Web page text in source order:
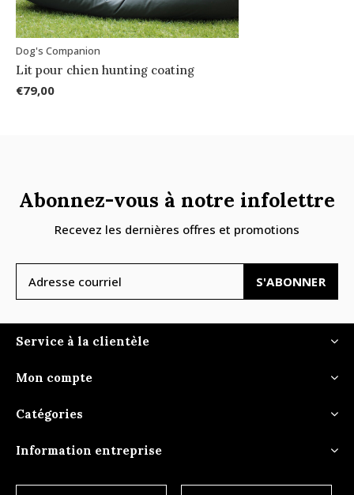
Dog's Companion
Lit pour chien hunting coating
€79,00
Abonnez-vous à notre infolettre
Recevez les dernières offres et promotions
S'ABONNER
Service à la clientèle
Mon compte
Catégories
Information entreprise